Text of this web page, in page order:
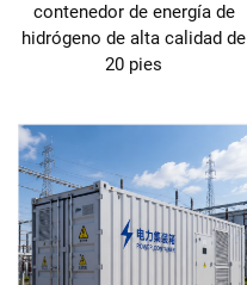
contenedor de energía de
hidrógeno de alta calidad de
20 pies